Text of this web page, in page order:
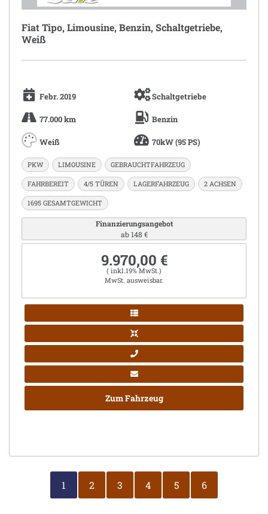
Fiat Tipo, Limousine, Benzin, Schaltgetriebe,
Weiß
Febr. 2019 Schaltgetriebe
77.000 km Benzin
Weiß 70kW (95 PS)
PKW LIMOUSINE GEBRAUCHTFAHRZEUG
FAHRBEREIT 4/5 TÜREN LAGERFAHRZEUG 2 ACHSEN
1695 GESAMTGEWICHT
Finanzierungsangebot
ab 148 €
9.970,00 €
( inkl.19% MwSt.)
MwSt. ausweisbar.
Zum Fahrzeug
1 2 3 4 5 6